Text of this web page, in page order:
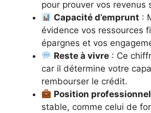
pour prouver vos revenus
Capacité d’emprunt :
évidence vos ressources
épargnes et vos
Reste à vivre : Ce
car il détermine votre
rembourser le crédit.
Position
stable, comme celui de